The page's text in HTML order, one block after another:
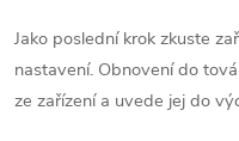
Jako poslední krok zkuste
nastavení. Obnovení do
ze zařízení a uvede jej do